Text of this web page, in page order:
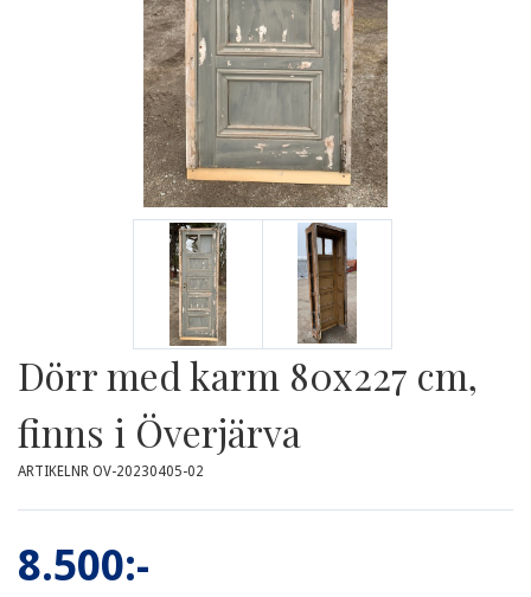
Dörr med karm 80x227 cm,
finns i Överjärva
ARTIKELNR OV-20230405-02
8.500:-